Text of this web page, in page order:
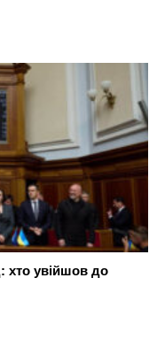
хто увійшов до